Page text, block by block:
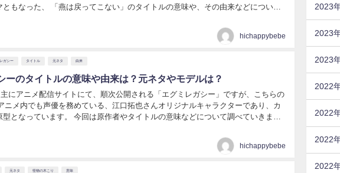
のタイトルの意味や、その由来などについて
hichappybebe
ガシー タイトル 元ネタ 由来
ーのタイトルの意味や由来は？元ネタやモデルは？
にアニメ配信サイトにて、順次公開される「エグミレガシー」ですが、こちらの
ニメ内でも声優を務めている、江口拓也さんオリジナルキャラクターであり、カ
は原作者やタイトルの意味などについて調べていきま
hichappybebe
元ネタ 怪物の木こり 意味
2023
2023
2023
2022
2022
2022
2022